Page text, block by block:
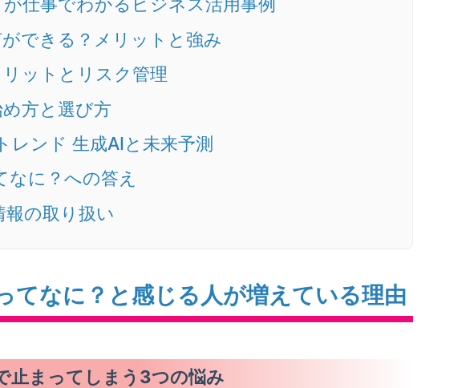
仕事でわかるビジネス活用事例
できる？メリットと強み
ットとリスク管理
方と選び方
レンド 生成AIと未来予測
なに？への答え
報の取り扱い
てなに？と感じる人が増えている理由
止まってしまう3つの悩み